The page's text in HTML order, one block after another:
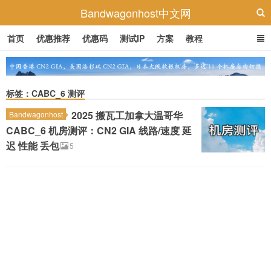
Bandwagonhost中文网
首页 优惠推荐 优惠码 测试IP 方案 教程
标签：CABC_6 测评
Bandwagonhost
2025 搬瓦工加拿大温哥华
CABC_6 机房测评：CN2 GIA 线路/速度 延
迟 性能 丢包
5